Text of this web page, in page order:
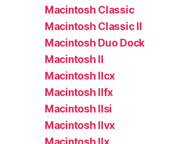
Macintosh Classic
Macintosh Classic II
Macintosh Duo Dock
Macintosh II
Macintosh IIcx
Macintosh IIfx
Macintosh IIsi
Macintosh IIvx